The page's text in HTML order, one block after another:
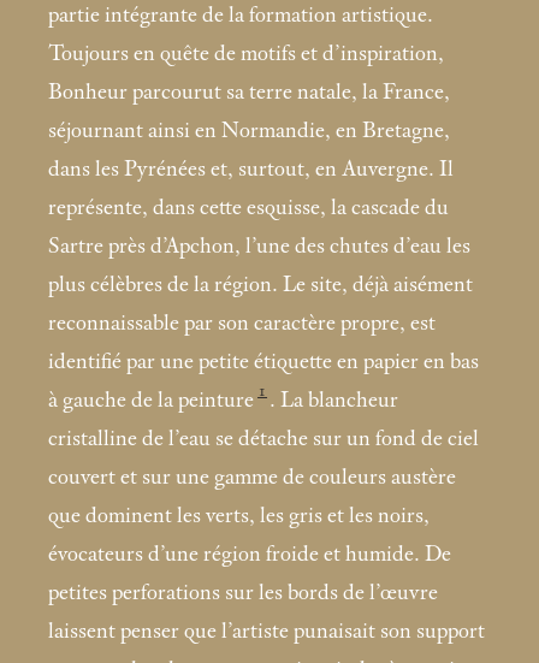
partie intégrante de la formation artistique.
Toujours en quête de motifs et d’inspiration,
Bonheur parcourut sa terre natale, la France,
séjournant ainsi en Normandie, en Bretagne,
dans les Pyrénées et, surtout, en Auvergne. Il
représente, dans cette esquisse, la cascade du
Sartre près d’Apchon, l’une des chutes d’eau les
plus célèbres de la région. Le site, déjà aisément
reconnaissable par son caractère propre, est
identifié par une petite étiquette en papier en bas
à gauche de la peinture 1 . La blancheur
cristalline de l’eau se détache sur un fond de ciel
couvert et sur une gamme de couleurs austère
que dominent les verts, les gris et les noirs,
évocateurs d’une région froide et humide. De
petites perforations sur les bords de l’œuvre
laissent penser que l’artiste punaisait son support